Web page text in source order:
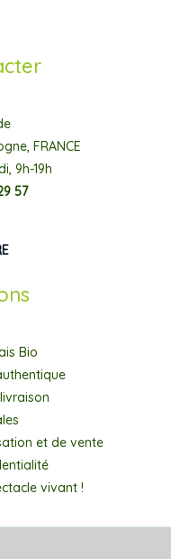
FRANCE
9h-19h
57
Bio
et de vente
vivant !